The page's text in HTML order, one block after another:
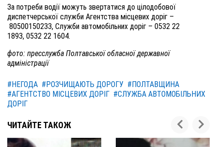
За потреби водії можуть звертатися до цілодобової
диспетчерської служби Агентства місцевих доріг –
80500150233, Служби автомобільних доріг – 0532 22
1893, 0532 22 1604.
фото: пресслужба Полтавської обласної державної
адміністрації
#НЕГОДА #РОЗЧИЩАЮТЬ ДОРОГУ #ПОЛТАВЩИНА
#АГЕНТСТВО МІСЦЕВИХ ДОРІГ #СЛУЖБА АВТОМОБІЛЬНИХ
ДОРІГ
ЧИТАЙТЕ ТАКОЖ